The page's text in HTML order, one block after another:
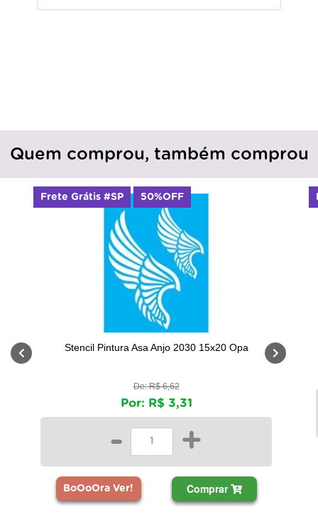
Quem comprou, também comprou
Stencil Pintura Asa Anjo 2030 15x20 Opa
De: R$ 6,62
Por: R$ 3,31
- +
BoOoOra Ver! Comprar
Frete Grátis #SP 50%OFF